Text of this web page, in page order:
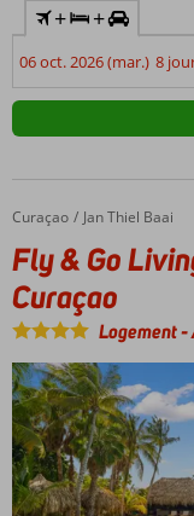
+ +
06 oct. 2026 (mar.) 8
Accueil
Curaçao Jan Thiel Baai
Fly & Go Livingstone Culinaire Curaçao
Fly & Go
Curaçao
Logement-